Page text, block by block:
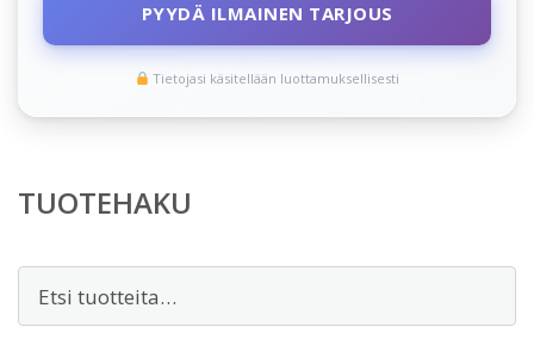
PYYDÄ ILMAINEN TARJOUS
Tietojasi käsitellään luottamuksellisesti
TUOTEHAKU